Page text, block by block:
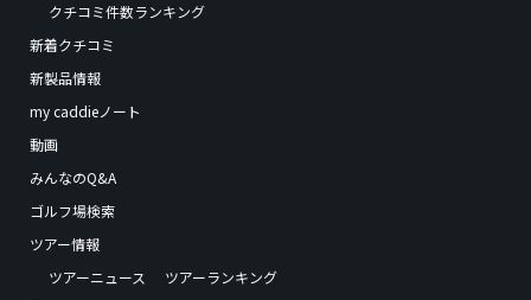
クチコミ件数ランキング
新着クチコミ
新製品情報
my caddieノート
動画
みんなのQ&A
ゴルフ場検索
ツアー情報
ツアーニュース
ツアーランキング